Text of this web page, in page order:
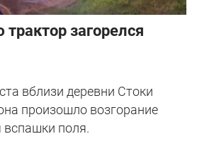
загорелся
вблизи деревни Стоки
произошло возгорание
вспашки поля.